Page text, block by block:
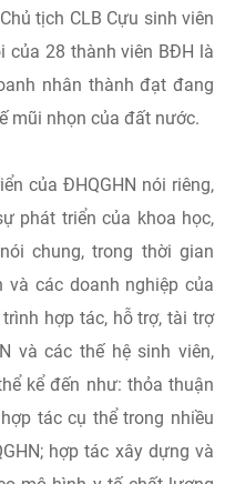
tịch CLB Cựu sinh viên
của 28 thành viên BĐH là
nhân thành đạt đang
mũi nhọn của đất nước.
của ĐHQGHN nói riêng,
phát triển của khoa học,
chung, trong thời gian
và các doanh nghiệp của
hợp tác, hỗ trợ, tài trợ
và các thế hệ sinh viên,
kể đến như: thỏa thuận
tác cụ thể trong nhiều
hợp tác xây dựng và